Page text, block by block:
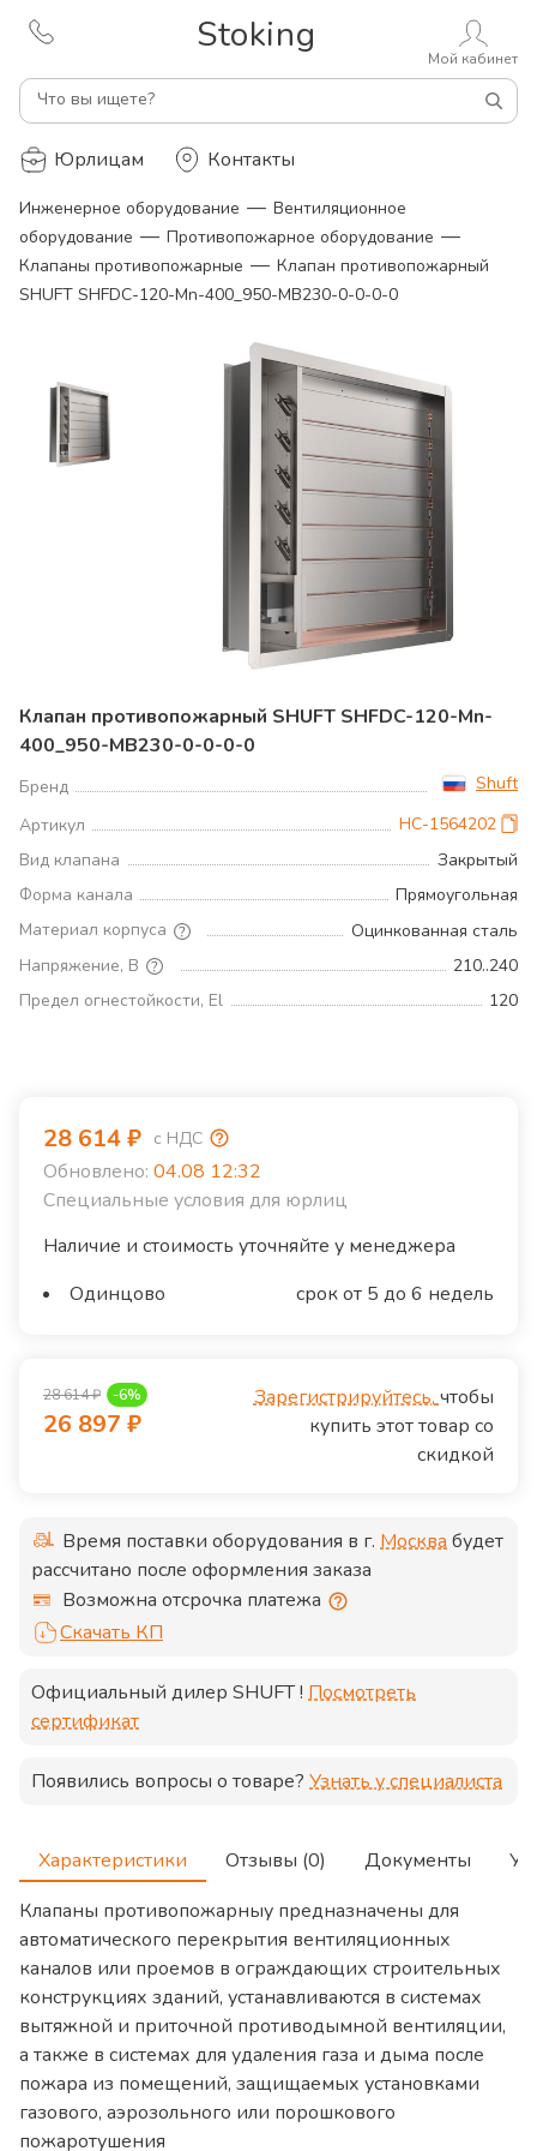
Stoking
Что вы ищете?
Мой кабинет
Юрлицам Контакты
Инженерное оборудование — Вентиляционное
оборудование — Противопожарное оборудование —
Клапаны противопожарные — Клапан противопожарный
SHUFT SHFDC-120-Mn-400_950-MB230-0-0-0-0
Клапан противопожарный SHUFT SHFDC-120-Mn-
400_950-MB230-0-0-0-0
Бренд
Shuft
Артикул
НС-1564202
Вид клапана
Закрытый
Форма канала
Прямоугольная
Материал корпуса
Оцинкованная сталь
Напряжение, В
210..240
Предел огнестойкости, El
120
28 614₽ с НДС
Обновлено: 04.08 12:32
Специальные условия для юрлиц
Наличие и стоимость уточняйте у менеджера
Одинцово
срок от 5 до 6 недель
28 614₽ -6%
26 897 ₽
Зарегистрируйтесь,чтобы
купить этот товар со
скидкой
Время поставки оборудования в г. Москвабудет
рассчитано после оформления заказа
Возможна отсрочка платежа
Скачать КП
Официальный дилер SHUFT! Посмотреть
сертификат
Появились вопросы о товаре? Узнать у специалиста
Характеристики Отзывы (0) Документы
Клапаны противопожарныу предназначены для
автоматического перекрытия вентиляционных
каналов или проемов в ограждающих строительных
конструкциях зданий, устанавливаются в системах
вытяжной и приточной противодымной вентиляции,
а также в системах для удаления газа и дыма после
пожара из помещений, защищаемых установками
газового, аэрозольного или порошкового
пожаротушения